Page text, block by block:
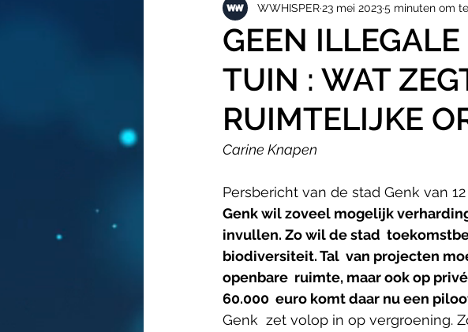
GEEN
TUIN : WAT
RUIMTELIJKE
WWHISPER23 mei 20235 minuten om
Carine Knapen
Persbericht van de stad Genk van
Genk wil zoveel mogelijk
invullen. Zo wil de stad
biodiversiteit. Tal  van projecten
openbare  ruimte, maar ook op
60.000  euro komt daar nu een
Genk  zet volop in op vergroening.